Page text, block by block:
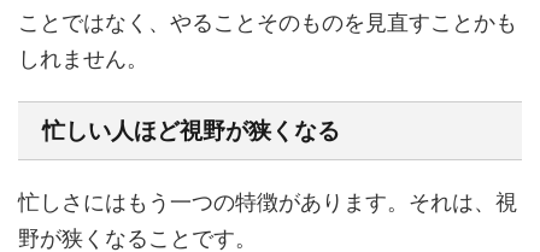
ことではなく、やることそのものを見直すことかも
しれません。
忙しい人ほど視野が狭くなる
忙しさにはもう一つの特徴があります。それは、視
野が狭くなることです。